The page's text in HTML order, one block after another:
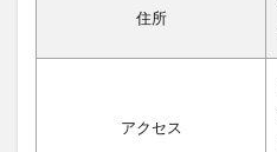
住所
アクセス